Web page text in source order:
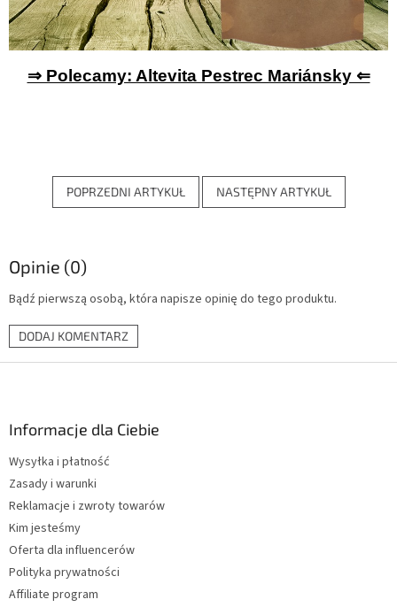
⇒ Polecamy: Altevita Pestrec Mariánsky ⇐
POPRZEDNI ARTYKUŁ NASTĘPNY ARTYKUŁ
Opinie (0)
Bądź pierwszą osobą, która napisze opinię do tego produktu.
DODAJ KOMENTARZ
Informacje dla Ciebie
Wysyłka i płatność
Zasady i warunki
Reklamacje i zwroty towarów
Kim jesteśmy
Oferta dla influencerów
Polityka prywatności
Affiliate program